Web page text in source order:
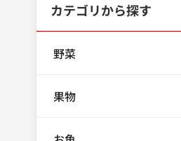
カテゴリから探す
野菜
果物